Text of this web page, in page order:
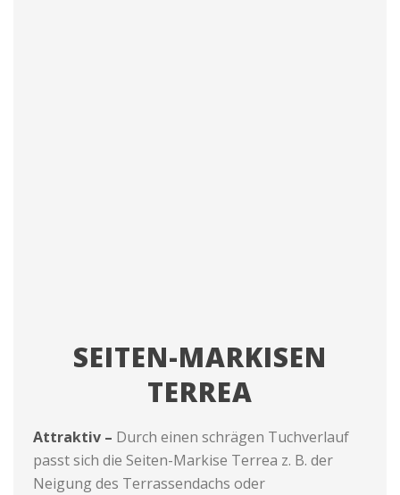
SEITEN-MARKISEN
TERREA
Attraktiv – Durch einen schrägen Tuchverlauf
passt sich die Seiten-Markise Terrea z. B. der
Neigung des Terrassendachs oder